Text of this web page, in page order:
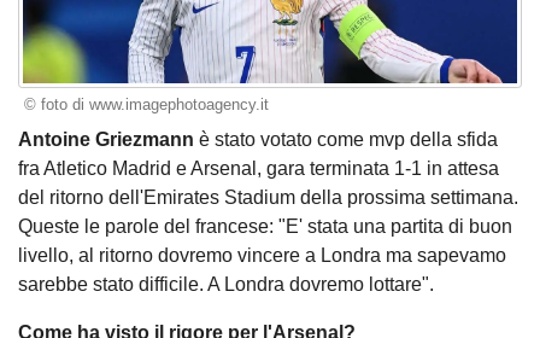
© foto di www.imagephotoagency.it
Antoine Griezmann è stato votato come mvp della sfida
fra Atletico Madrid e Arsenal, gara terminata 1-1 in attesa
del ritorno dell'Emirates Stadium della prossima settimana.
Queste le parole del francese: "E' stata una partita di buon
livello, al ritorno dovremo vincere a Londra ma sapevamo
sarebbe stato difficile. A Londra dovremo lottare".
Come ha visto il rigore per l'Arsenal?